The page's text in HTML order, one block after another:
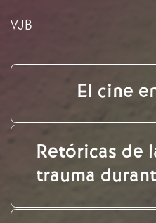
VJB
El cine
Retóricas de
trauma